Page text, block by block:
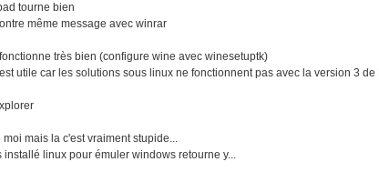
tourne bien
même message avec winrar
très bien (configure wine avec winesetuptk)
utile car les solutions sous linux ne fonctionnent pas avec la version 3 de
moi mais la c'est vraiment stupide...
installé linux pour émuler windows retourne y...